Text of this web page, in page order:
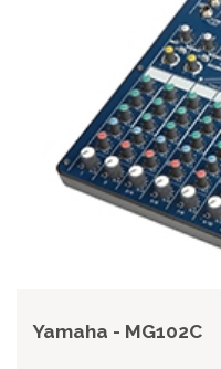
Yamaha - MG102C